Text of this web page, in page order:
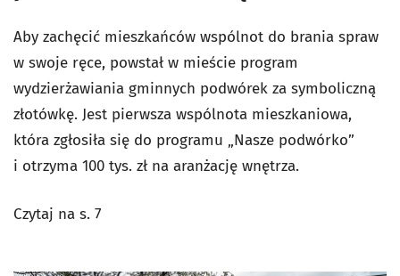
Aby zachęcić mieszkańców wspólnot do brania spraw
w swoje ręce, powstał w mieście program
wydzierżawiania gminnych podwórek za symboliczną
złotówkę. Jest pierwsza wspólnota mieszkaniowa,
która zgłosiła się do programu „Nasze podwórko”
i otrzyma 100 tys. zł na aranżację wnętrza.
Czytaj na s. 7